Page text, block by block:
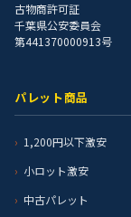
古物商許可証
千葉県公安委員会
第441370000913号
パレット商品
1,200円以下激安
小ロット激安
中古パレット